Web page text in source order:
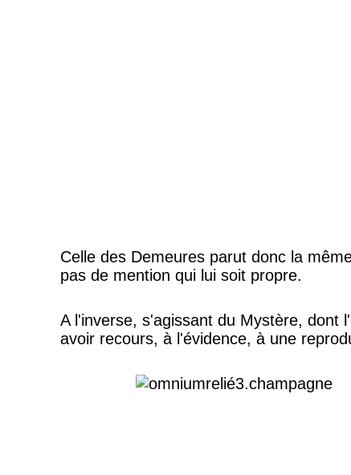
Celle des Demeures parut donc la
pas de mention qui lui soit propre.
A l'inverse, s'agissant du Mystère, dont
avoir recours, à l'évidence, à une